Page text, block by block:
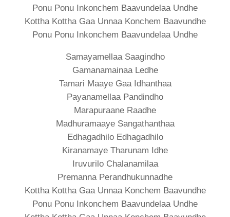
Ponu Ponu Inkonchem Baavundelaa Undhe
Kottha Kottha Gaa Unnaa Konchem Baavundhe
Ponu Ponu Inkonchem Baavundelaa Undhe
Samayamellaa Saagindho
Gamanamainaa Ledhe
Tamari Maaye Gaa Idhanthaa
Payanamellaa Pandindho
Marapuraane Raadhe
Madhuramaaye Sangathanthaa
Edhagadhilo Edhagadhilo
Kiranamaye Tharunam Idhe
Iruvurilo Chalanamilaa
Premanna Perandhukunnadhe
Kottha Kottha Gaa Unnaa Konchem Baavundhe
Ponu Ponu Inkonchem Baavundelaa Undhe